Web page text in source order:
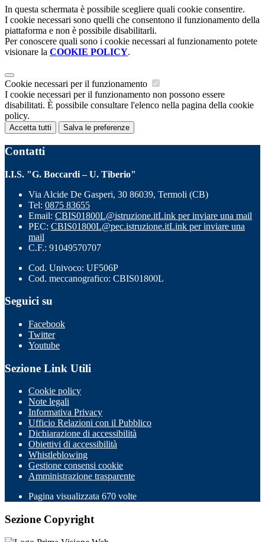
In questa schermata è possibile scegliere quali cookie consentire.
I cookie necessari sono quelli che consentono il funzionamento della
piattaforma e non è possibile disabilitarli.
Per conoscere quali sono i cookie necessari al funzionamento potete
visionare la COOKIE POLICY.
Cookie necessari per il funzionamento
I cookie necessari per il funzionamento non possono essere
disabilitati. È possibile consultare l'elenco nella pagina della cookie
policy.
Accetta tutti Salva le preferenze
Contatti
I.I.S. "G. Boccardi – U. Tiberio"
Via Alcide De Gasperi, 30 86039, Termoli (CB)
Tel: 0875 83655
Email: CBIS01800L@istruzione.itLink per inviare una mail
PEC: CBIS01800L@pec.istruzione.itLink per inviare una
mail
C.F.: 91049570707
Cod. Univoco: UF506P
Cod. meccanografico: CBIS01800L
Seguici su
Facebook
Twitter
Youtube
Sezione Link Utili
Cookie policy
Note legali
Informativa Privacy
Ufficio Relazioni con il Pubblico
Dichiarazione di accessibilità
Obiettivi di accessibilità
Whistleblowing
Gestione consensi cookie
Amministrazione trasparente
Pagina visualizzata 670 volte
Sezione Copyright